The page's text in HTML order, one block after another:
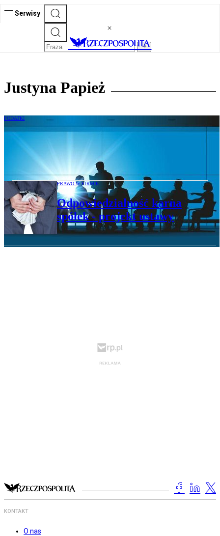
Serwisy
Justyna Papież
PODATKI
Odpowiedzialność podmiotów
zbiorowych: za co odpowie spółka, a za co
menedżer
PRAWO W FIRMIE
Odpowiedzialność karna
spółek - projekt ustawy
KONTAKT
O nas